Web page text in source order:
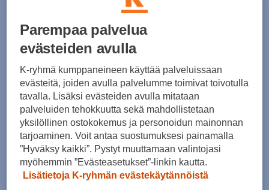
SR
Lisää ostoskoriin
Parempaa palvelua
evästeiden avulla
K-ryhmä kumppaneineen käyttää palveluissaan
evästeitä, joiden avulla palvelumme toimivat toivotulla
tavalla. Lisäksi evästeiden avulla mitataan
palveluiden tehokkuutta sekä mahdollistetaan
yksilöllinen ostokokemus ja personoidun mainonnan
tarjoaminen. Voit antaa suostumuksesi painamalla
”Hyväksy kaikki”. Pystyt muuttamaan valintojasi
myöhemmin ”Evästeasetukset”-linkin kautta.
Lisätietoja K-ryhmän evästekäytännöistä